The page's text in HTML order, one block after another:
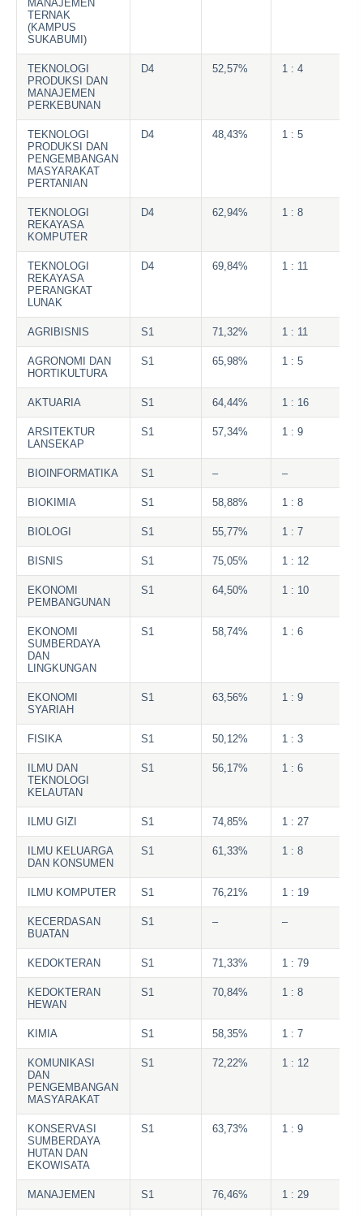
MANAJEMEN
TERNAK
(KAMPUS
SUKABUMI)
TEKNOLOGI
PRODUKSI DAN
MANAJEMEN
PERKEBUNAN
D4 52,57% 1 : 4
TEKNOLOGI
PRODUKSI DAN
PENGEMBANGAN
MASYARAKAT
PERTANIAN
D4 48,43% 1 : 5
TEKNOLOGI
REKAYASA
KOMPUTER
D4 62,94% 1 : 8
TEKNOLOGI
REKAYASA
PERANGKAT
LUNAK
D4 69,84% 1 : 11
AGRIBISNIS S1 71,32% 1 : 11
AGRONOMI DAN
HORTIKULTURA
S1 65,98% 1 : 5
AKTUARIA S1 64,44% 1 : 16
ARSITEKTUR
LANSEKAP
S1 57,34% 1 : 9
BIOINFORMATIKA S1 – –
BIOKIMIA S1 58,88% 1 : 8
BIOLOGI S1 55,77% 1 : 7
BISNIS S1 75,05% 1 : 12
EKONOMI
PEMBANGUNAN
S1 64,50% 1 : 10
EKONOMI
SUMBERDAYA
DAN
LINGKUNGAN
S1 58,74% 1 : 6
EKONOMI
SYARIAH
S1 63,56% 1 : 9
FISIKA S1 50,12% 1 : 3
ILMU DAN
TEKNOLOGI
KELAUTAN
S1 56,17% 1 : 6
ILMU GIZI S1 74,85% 1 : 27
ILMU KELUARGA
DAN KONSUMEN
S1 61,33% 1 : 8
ILMU KOMPUTER S1 76,21% 1 : 19
KECERDASAN
BUATAN
S1 – –
KEDOKTERAN S1 71,33% 1 : 79
KEDOKTERAN
HEWAN
S1 70,84% 1 : 8
KIMIA S1 58,35% 1 : 7
KOMUNIKASI
DAN
PENGEMBANGAN
MASYARAKAT
S1 72,22% 1 : 12
KONSERVASI
SUMBERDAYA
HUTAN DAN
EKOWISATA
S1 63,73% 1 : 9
MANAJEMEN S1 76,46% 1 : 29